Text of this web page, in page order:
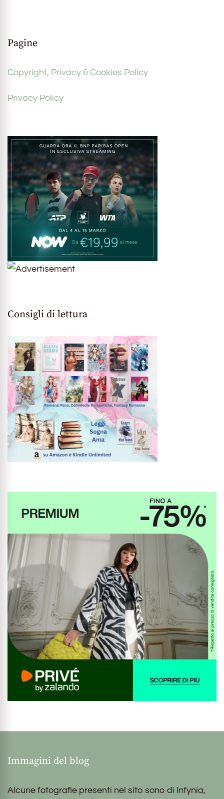
Pagine
Copyright, Privacy & Cookies Policy
Privacy Policy
Consigli di lettura
Immagini del blog
Alcune fotografie presenti nel sito sono di Infynia,